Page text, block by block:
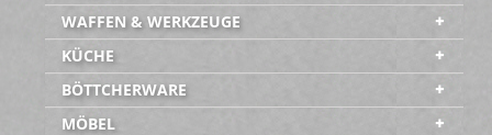
WAFFEN & WERKZEUGE
KÜCHE
BÖTTCHERWARE
MÖBEL